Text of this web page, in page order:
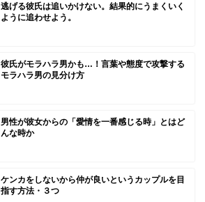
逃げる彼氏は追いかけない。結果的にうまくいく
ように追わせよう。
彼氏がモラハラ男かも…！言葉や態度で攻撃する
モラハラ男の見分け方
男性が彼女からの「愛情を一番感じる時」とはど
んな時か
ケンカをしないから仲が良いというカップルを目
指す方法・３つ